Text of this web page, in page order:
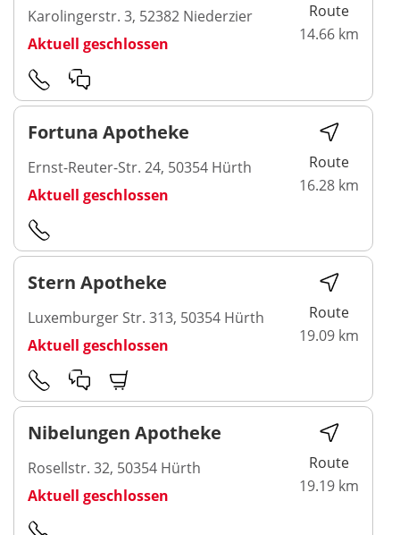
Karolingerstr. 3, 52382 Niederzier
Aktuell geschlossen
Route
14.66 km
Fortuna Apotheke
Ernst-Reuter-Str. 24, 50354 Hürth
Aktuell geschlossen
Route
16.28 km
Stern Apotheke
Luxemburger Str. 313, 50354 Hürth
Aktuell geschlossen
Route
19.09 km
Nibelungen Apotheke
Rosellstr. 32, 50354 Hürth
Aktuell geschlossen
Route
19.19 km